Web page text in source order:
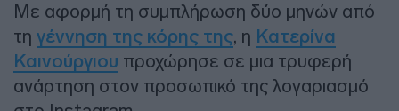
Με αφορμή τη συμπλήρωση δύο μηνών από
τη γέννηση της κόρης της, η Κατερίνα
Καινούργιου προχώρησε σε μια τρυφερή
ανάρτηση στον προσωπικό της λογαριασμό